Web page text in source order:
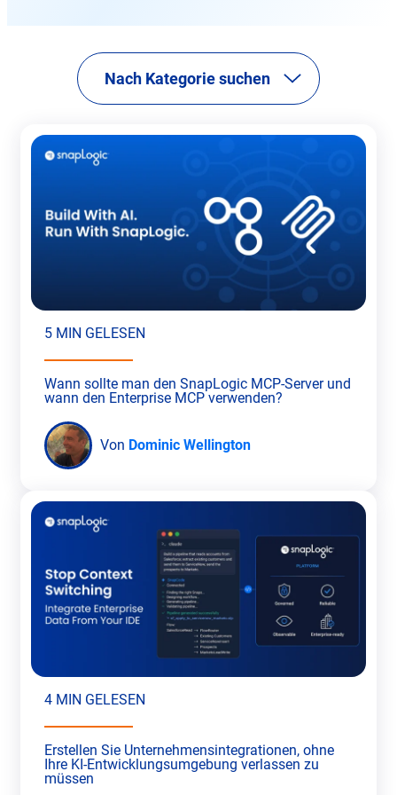
Nach Kategorie suchen
5 MIN GELESEN
Wann sollte man den SnapLogic MCP-Server und
wann den Enterprise MCP verwenden?
Von Dominic Wellington
4 MIN GELESEN
Erstellen Sie Unternehmensintegrationen, ohne
Ihre KI-Entwicklungsumgebung verlassen zu
müssen